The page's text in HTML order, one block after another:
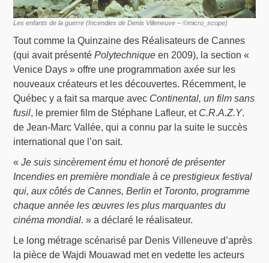
Les enfants de la guerre (Incendies de Denis Villeneuve – ©micro_scope)
Tout comme la Quinzaine des Réalisateurs de Cannes
(qui avait présentéPolytechnique en 2009), la section «
Venice Days » offre une programmation axée sur les
nouveaux créateurs et les découvertes. Récemment, le
Québec y a fait sa marque avec Continental, un film sans
fusil, le premier film de Stéphane Lafleur, et C.R.A.Z.Y.
de Jean-Marc Vallée, qui a connu par la suite le succès
international que l’on sait.
«Je suis sincèrement ému et honoré de présenter
Incendies en première mondiale à ce prestigieux festival
qui, aux côtés de Cannes, Berlin et Toronto, programme
chaque année les œuvres les plus marquantes du
cinéma mondial. » a déclaré le réalisateur.
Le long métrage scénarisé par Denis Villeneuve d’après
la pièce de Wajdi Mouawad met en vedette les acteurs